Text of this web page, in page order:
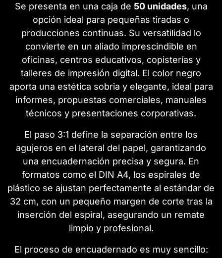
Se presenta en una caja de 50 unidades, una
opción ideal para pequeñas tiradas o
producciones continuas. Su versatilidad lo
convierte en un aliado imprescindible en
oficinas, centros educativos, copisterías y
talleres de impresión digital. El color negro
aporta una estética sobria y elegante, ideal para
informes, propuestas comerciales, manuales
técnicos y presentaciones corporativas.
El paso 3:1 define la separación entre los
agujeros en el lateral del papel, garantizando
una encuadernación precisa y segura. En
formatos como el DIN A4, los espirales de
plástico se ajustan perfectamente al estándar de
32 cm, con un pequeño margen de corte tras la
inserción del espiral, asegurando un remate
limpio y profesional.
El proceso de encuadernado es muy sencillo: